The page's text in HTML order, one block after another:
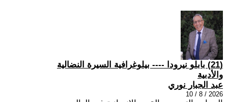
(21) بابلو نيرودا ---- بيلوغرافية السيرة النضالية
والأدبية
عبد الجبار نوري
2026 / 8 / 10